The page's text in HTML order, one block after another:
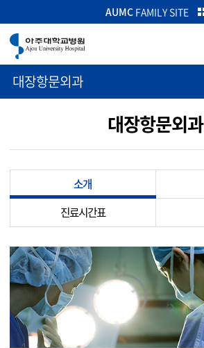
본문으로 가기
주메뉴로 가기
카피라이트로 가기
AUMCFAMILY SITE
대장항문외과
대장항문외과
소개
진료시간표